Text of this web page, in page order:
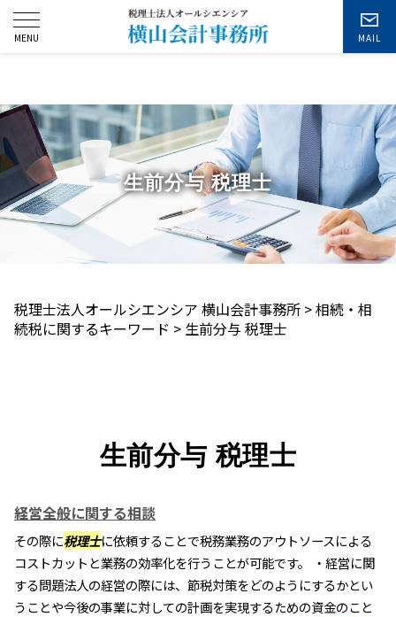
お問い合わせ
生前分与 税理士
税理士法人オールシエンシア 横山会計事務所 >相続・相
続税に関するキーワード > 生前分与 税理士
生前分与 税理士
経営全般に関する相談
その際に税理士に依頼することで税務業務のアウトソースによる
コストカットと業務の効率化を行うことが可能です。 ・経営に関
する問題法人の経営の際には、節税対策をどのようにするかとい
うことや今後の事業に対しての計画を実現するための資金のこと